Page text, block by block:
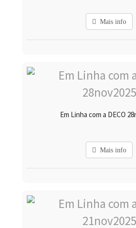
Mais info
Em Linha com a DECO
Mais info